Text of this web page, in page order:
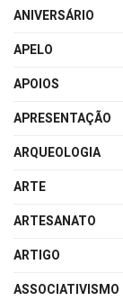
ANIVERSÁRIO
APELO
APOIOS
APRESENTAÇÃO
ARQUEOLOGIA
ARTE
ARTESANATO
ARTIGO
ASSOCIATIVISMO